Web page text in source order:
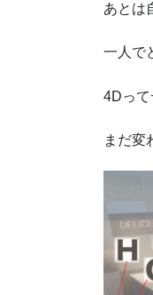
あとは
一人で
4Dって
まだ変